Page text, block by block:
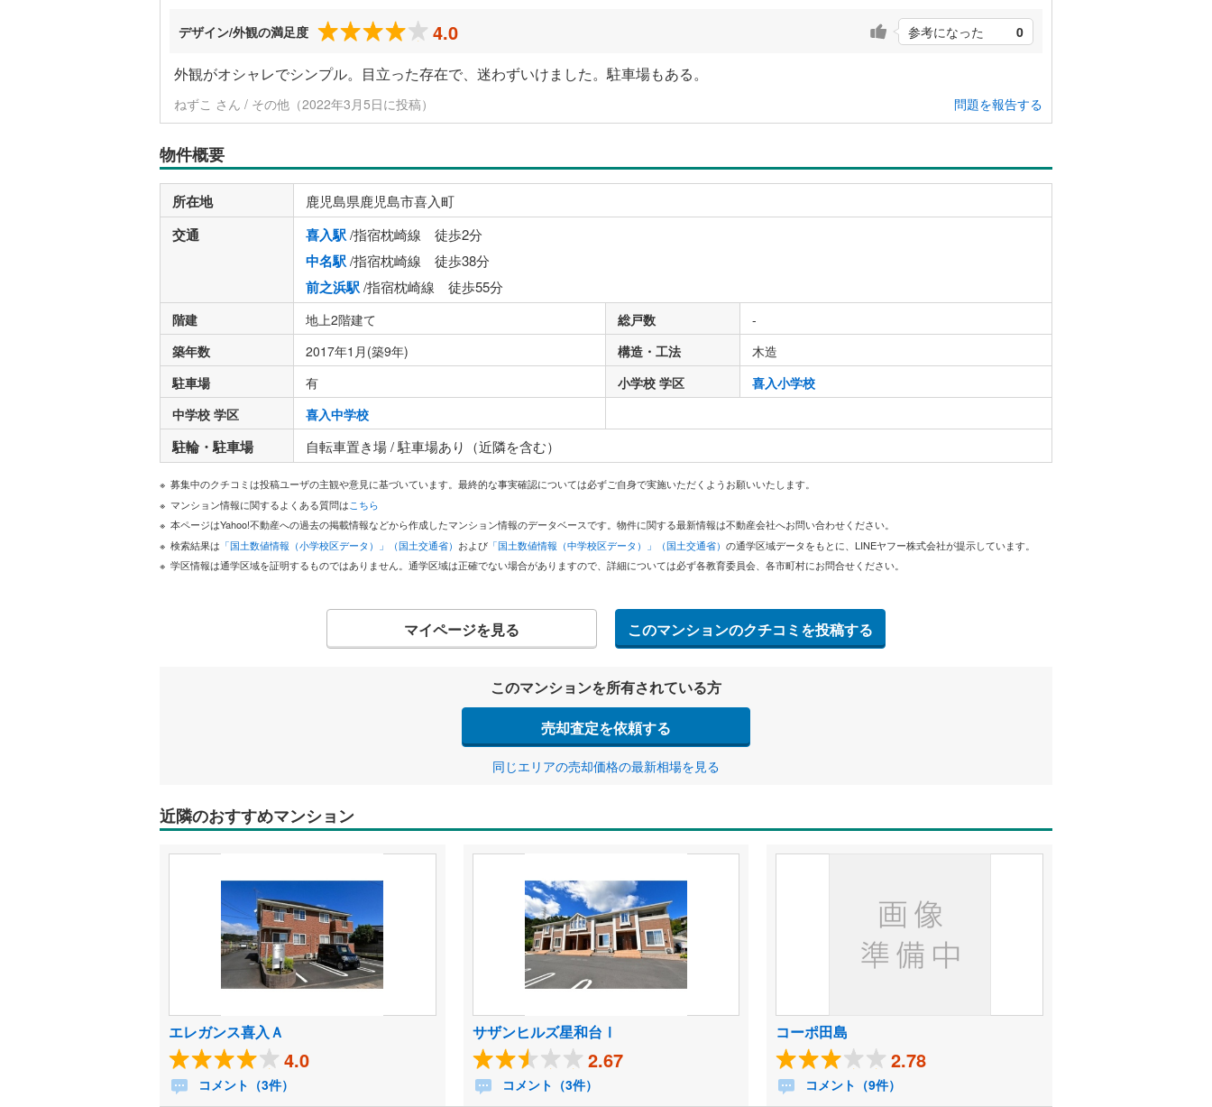
デザイン/外観の満足度 4.0 参考になった 0
外観がオシャレでシンプル。目立った存在で、迷わずいけました。駐車場もある。
ねずこ さん / その他（2022年3月5日に投稿） 問題を報告する
物件概要
所在地 鹿児島県鹿児島市喜入町
交通 喜入駅/指宿枕崎線 徒歩2分
中名駅/指宿枕崎線 徒歩38分
前之浜駅/指宿枕崎線 徒歩55分
階建 地上2階建て 総戸数
-
築年数
2017年1月(築9年) 構造・工法
木造
駐車場
有 小学校 学区
喜入小学校
中学校 学区
喜入中学校
駐輪・駐車場 自転車置き場 / 駐車場あり（近隣を含む）
募集中のクチコミは投稿ユーザの主観や意見に基づいています。最終的な事実確認については必ずご自身で実施いただくようお願いいたします。
マンション情報に関するよくある質問はこちら
本ページはYahoo!不動産への過去の掲載情報などから作成したマンション情報のデータベースです。物件に関する最新情報は不動産会社へお問い合わせください。
検索結果は 「国土数値情報（小学校区データ）」（国土交通省） および 「国土数値情報（中学校区データ）」（国土交通省） の通学区域データをもとに、LINEヤフー株式会社が提示しています。
学区情報は通学区域を証明するものではありません。通学区域は正確でない場合がありますので、詳細については必ず各教育委員会、各市町村にお問合せください。
マイページを見る このマンションのクチコミを投稿する
このマンションを所有されている方
売却査定を依頼する
同じエリアの売却価格の最新相場を見る
近隣のおすすめマンション
エレガンス喜入Ａ
4.0
コメント（3件）
サザンヒルズ星和台Ⅰ
2.67
コメント（3件）
コーポ田島
2.78
コメント（9件）